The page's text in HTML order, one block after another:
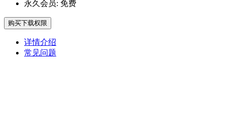
永久会员: 免费
购买下载权限
详情介绍
常见问题